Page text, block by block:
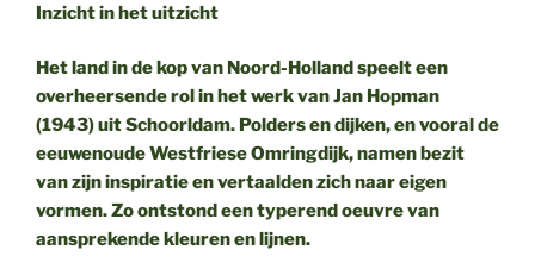
Inzicht in het uitzicht
Het land in de kop van Noord-Holland speelt een
overheersende rol in het werk van Jan Hopman
(1943) uit Schoorldam. Polders en dijken, en vooral de
eeuwenoude Westfriese Omringdijk, namen bezit
van zijn inspiratie en vertaalden zich naar eigen
vormen. Zo ontstond een typerend oeuvre van
aansprekende kleuren en lijnen.